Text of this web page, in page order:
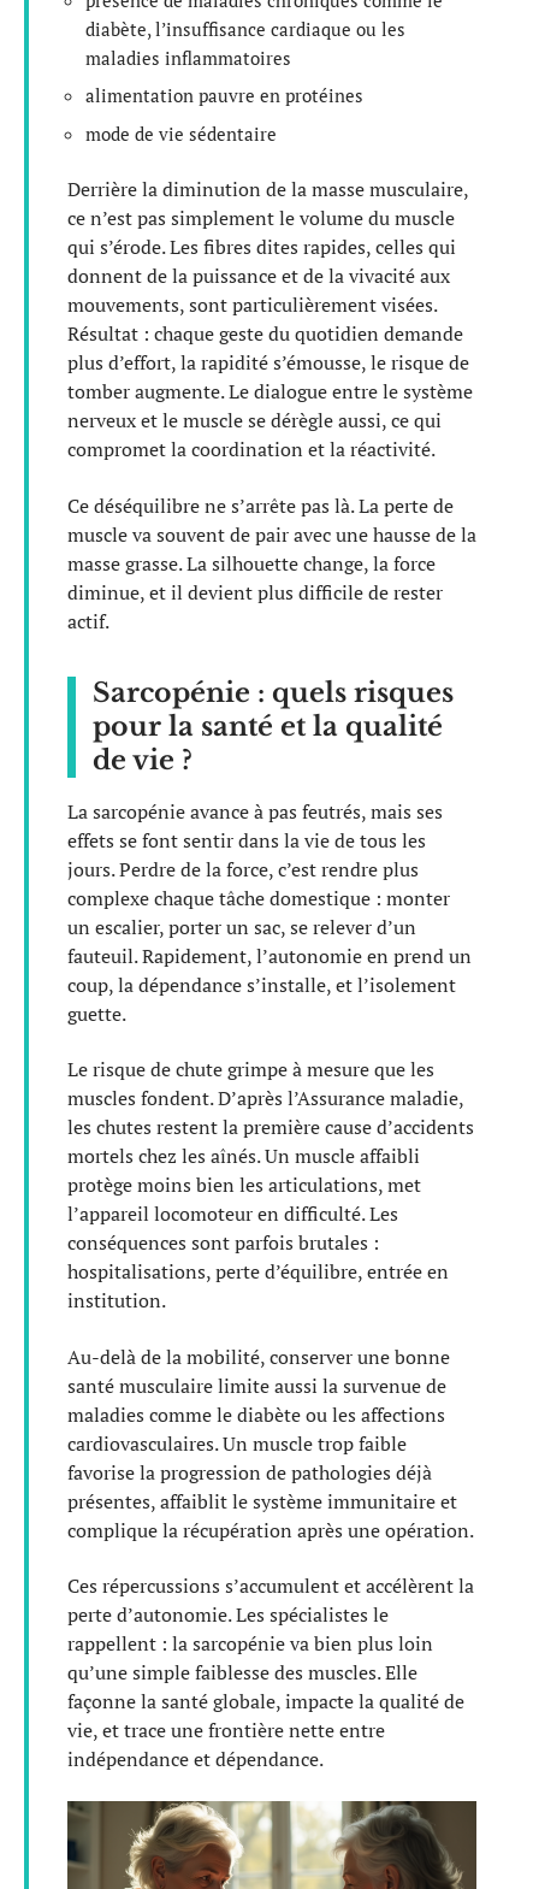
diabète, l’insuffisance cardiaque ou les
maladies inflammatoires
alimentation pauvre en protéines
mode de vie sédentaire
Derrière la diminution de la masse musculaire,
ce n’est pas simplement le volume du muscle
qui s’érode. Les fibres dites rapides, celles qui
donnent de la puissance et de la vivacité aux
mouvements, sont particulièrement visées.
Résultat : chaque geste du quotidien demande
plus d’effort, la rapidité s’émousse, le risque de
tomber augmente. Le dialogue entre le système
nerveux et le muscle se dérègle aussi, ce qui
compromet la coordination et la réactivité.
Ce déséquilibre ne s’arrête pas là. La perte de
muscle va souvent de pair avec une hausse de la
masse grasse. La silhouette change, la force
diminue, et il devient plus difficile de rester
actif.
Sarcopénie : quels risques
pour la santé et la qualité
de vie ?
La sarcopénie avance à pas feutrés, mais ses
effets se font sentir dans la vie de tous les
jours. Perdre de la force, c’est rendre plus
complexe chaque tâche domestique : monter
un escalier, porter un sac, se relever d’un
fauteuil. Rapidement, l’autonomie en prend un
coup, la dépendance s’installe, et l’isolement
guette.
Le risque de chute grimpe à mesure que les
muscles fondent. D’après l’Assurance maladie,
les chutes restent la première cause d’accidents
mortels chez les aînés. Un muscle affaibli
protège moins bien les articulations, met
l’appareil locomoteur en difficulté. Les
conséquences sont parfois brutales :
hospitalisations, perte d’équilibre, entrée en
institution.
Au-delà de la mobilité, conserver une bonne
santé musculaire limite aussi la survenue de
maladies comme le diabète ou les affections
cardiovasculaires. Un muscle trop faible
favorise la progression de pathologies déjà
présentes, affaiblit le système immunitaire et
complique la récupération après une opération.
Ces répercussions s’accumulent et accélèrent la
perte d’autonomie. Les spécialistes le
rappellent : la sarcopénie va bien plus loin
qu’une simple faiblesse des muscles. Elle
façonne la santé globale, impacte la qualité de
vie, et trace une frontière nette entre
indépendance et dépendance.